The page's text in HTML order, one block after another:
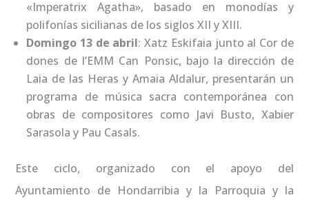
«Imperatrix Agatha», basado en monodías y
polifonías sicilianas de los siglos XII y XIII.
Domingo 13 de abril: Xatz Eskifaia junto al Cor de
dones de l’EMM Can Ponsic, bajo la dirección de
Laia de las Heras y Amaia Aldalur, presentarán un
programa de música sacra contemporánea con
obras de compositores como Javi Busto, Xabier
Sarasola y Pau Casals.
Este ciclo, organizado con el apoyo del
Ayuntamiento de Hondarribia y la Parroquia y la